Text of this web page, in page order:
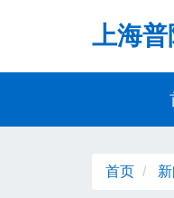
上海普
首页